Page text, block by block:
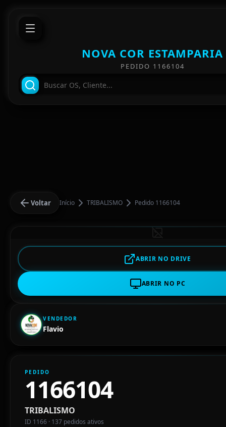
NOVA COR ESTAMPARIA
PEDIDO 1166104
Voltar Início TRIBALISMO Pedido 1166104
ABRIR NO DRIVE
ABRIR NO PC
VENDEDOR
Flavio
PEDIDO
1166104
TRIBALISMO
ID 1166 · 137 pedidos ativos